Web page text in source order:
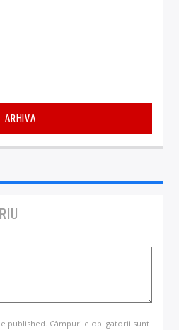
ARHIVA
published. Câmpurile obligatorii sunt